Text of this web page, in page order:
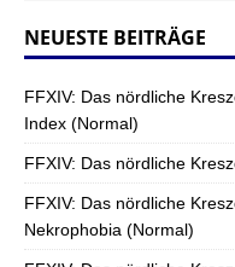
NEUESTE BEITRÄGE
FFXIV: Das nördliche
Index (Normal)
FFXIV: Das nördliche
FFXIV: Das nördliche
Nekrophobia (Normal)